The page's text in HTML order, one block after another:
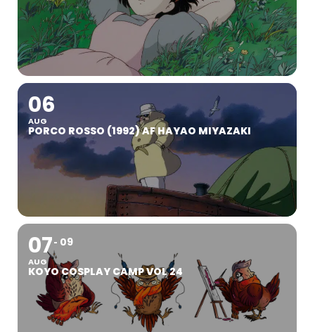
06
AUG
PORCO ROSSO (1992) AF HAYAO MIYAZAKI
07
AUG
09
KOYO COSPLAY CAMP VOL 24